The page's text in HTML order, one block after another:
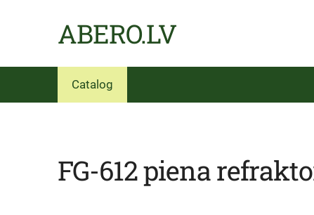
ABERO.LV
Catalog
FG-612 piena